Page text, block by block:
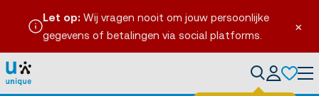
×
Let op: Wij vragen nooit om jouw persoonlijke
gegevens of betalingen via social platforms.